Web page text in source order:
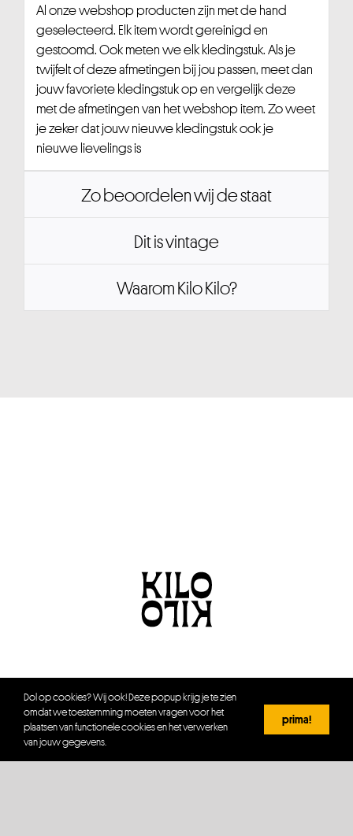
Al onze webshop producten zijn met de hand
geselecteerd. Elk item wordt gereinigd en
gestoomd. Ook meten we elk kledingstuk. Als je
twijfelt of deze afmetingen bij jou passen, meet dan
jouw favoriete kledingstuk op en vergelijk deze
met de afmetingen van het webshop item. Zo weet
je zeker dat jouw nieuwe kledingstuk ook je
nieuwe lievelings is
Zo beoordelen wij de staat
Dit is vintage
Waarom Kilo Kilo?
Dol op cookies? Wij ook! Deze popup krijg je te zien
omdat we toestemming moeten vragen voor het
plaatsen van functionele cookies en het verwerken
van jouw gegevens.
prima!